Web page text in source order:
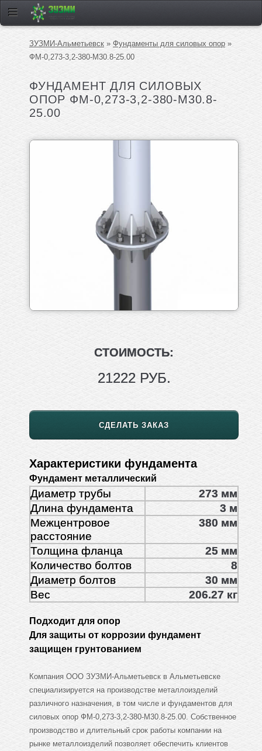
ЗУЗМИ-Альметьевск » Фундаменты для силовых опор »
ФМ-0,273-3,2-380-М30.8-25.00
ФУНДАМЕНТ ДЛЯ СИЛОВЫХ
ОПОР ФМ-0,273-3,2-380-М30.8-
25.00
СТОИМОСТЬ:
21222 РУБ.
СДЕЛАТЬ ЗАКАЗ
Характеристики фундамента
Фундамент металлический
Диаметр трубы
273 мм
Длина фундамента
3 м
Межцентровое
расстояние
380 мм
Толщина фланца
25 мм
Количество болтов
8
Диаметр болтов
30 мм
Вес
206.27 кг
Подходит для опор
Для защиты от коррозии фундамент
защищен грунтованием
Компания ООО ЗУЗМИ-Альметьевск в Альметьевске
специализируется на производстве металлоизделий
различного назначения, в том числе и фундаментов для
силовых опор ФМ-0,273-3,2-380-М30.8-25.00. Собственное
производство и длительный срок работы компании на
рынке металлоизделий позволяет обеспечить клиентов